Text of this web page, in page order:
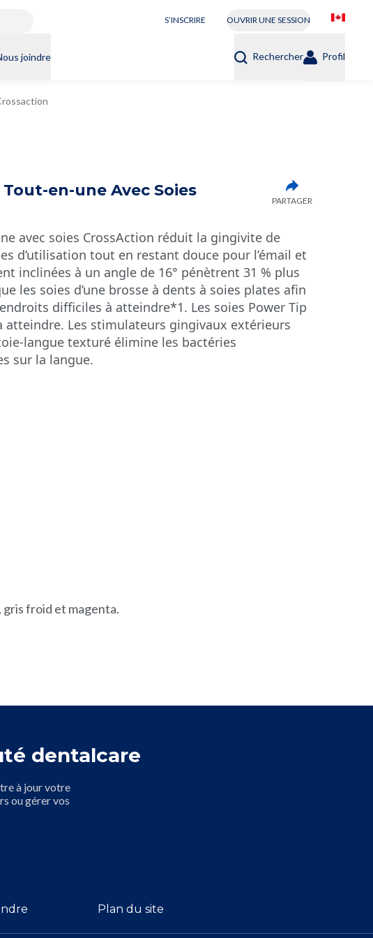
S’INSCRIRE OUVRIR UNE SESSION
joindre Rechercher Profil
en-une Avec Soies
PARTAGER
avec soies CrossAction réduit la gingivite de
d’utilisation tout en restant douce pour l’émail et
inclinées à un angle de 16° pénètrent 31 % plus
les soies d’une brosse à dents à soies plates afin
difficiles à atteindre*1. Les soies Power Tip
Les stimulateurs gingivaux extérieurs
langue texturé élimine les bactéries
sur la langue.
froid et magenta.
dentalcare
à jour votre
ou gérer vos
Plan du site